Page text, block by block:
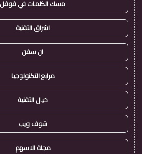
مسك الكلمات في قوقل
اشراق التقنية
ان سفن
مرابع التكنولوجيا
خيال التقنية
شوف ويب
مجلة الاسهم